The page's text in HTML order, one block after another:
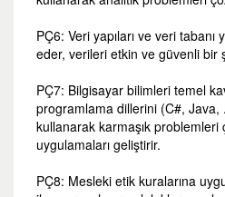
PÇ6: Veri yapıları ve veri
eder, verileri etkin ve güvenli bir
PÇ7: Bilgisayar bilimleri temel
programlama dillerini (C#, Java,
kullanarak karmaşık problemleri
uygulamaları geliştirir.
PÇ8: Mesleki etik kuralarına